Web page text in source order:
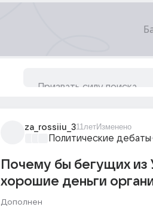
za_rossiiu_311летИзменено
Политические дебаты
Почему бы бегущих из
хорошие деньги
Дополнен